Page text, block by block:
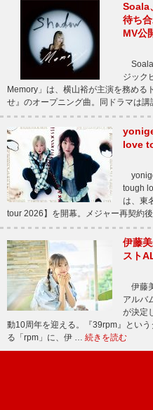
Soala
待ち
MV公
Soala
ジック
Memory」は、横山裕が主演を務める
せ』のオープニング曲。同ドラマは
love
tough
は、東
tour 2026】を開幕。メジャー再契約
伊藤
スト
伊藤
アルバ
が決定
動10周年を迎える。『39rpm』とい
る「rpm」に、伊 … 続きを読む